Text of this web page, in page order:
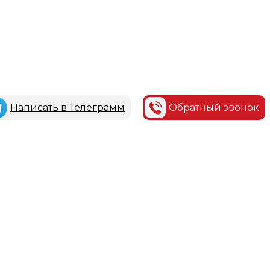
Написать в Телеграмм Обратный звонок